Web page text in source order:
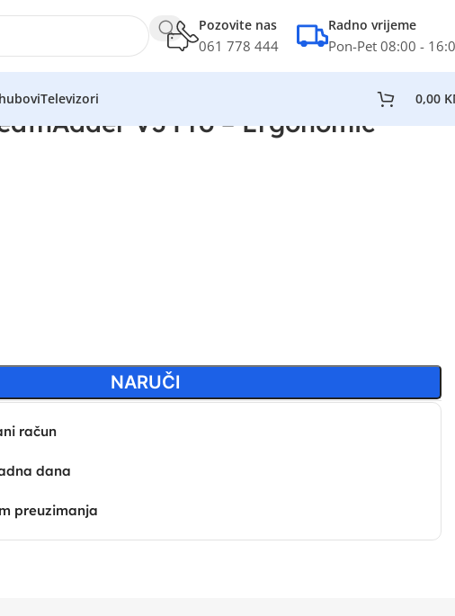
Pozovite nas
061 778 444
Radno vrijeme
Pon-Pet 08:00 -
Televizori 0,00
V3 Pro – Ergonomic
NARUČI
račun
dana
preuzimanja